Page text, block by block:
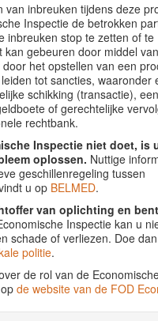
van inbreuken tijdens deze
Inspectie de betrokken
inbreuken stop te zetten of te
kan gebeuren door middel
het opstellen van een
tot sancties, waaronder
schikking (transactie), een
of gerechtelijke
rechtbank.
Inspectie niet doet, is
oplossen. Nuttige
geschillenregeling tussen
u op BELMED.
van oplichting en
Inspectie kan u
schade of verliezen. Doe
politie.
de rol van de
de website van de FOD